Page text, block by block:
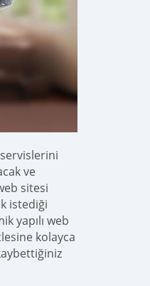
ve
sitesi
istediği
yapılı web
kolayca